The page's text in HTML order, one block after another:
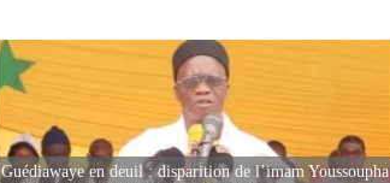
Guédiawaye en deuil : disparition de l’imam Youssoupha